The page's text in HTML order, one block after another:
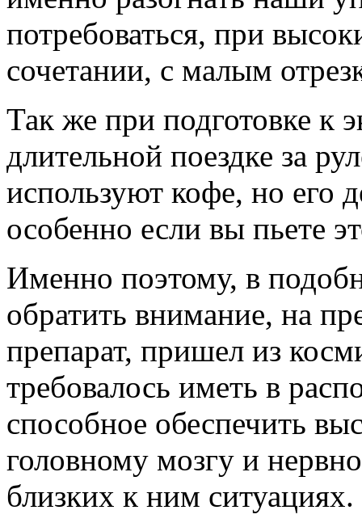
потребоваться, при
сочетании, с малым
Так же при подготовке к
длительной поездке за
используют кофе, но его
особенно если вы пьете
Именно поэтому, в
обратить внимание, на
препарат, пришел из
требовалось иметь в
способное обеспечить
головному мозгу и
близких к ним ситуациях.